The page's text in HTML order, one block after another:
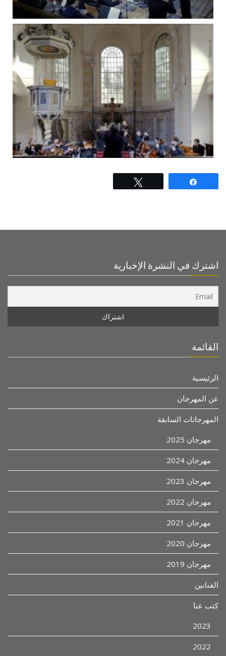
اشترك في النشرة الإخبارية
القائمة
الرئيسية
عن المهرجان
المهرجانات السابقة
مهرجان 2025
مهرجان 2024
مهرجان 2023
مهرجان 2022
مهرجان 2021
مهرجان 2020
مهرجان 2019
الفنانين
كتب عنا
2023
2022